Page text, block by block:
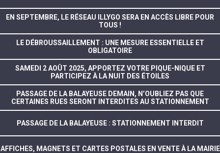
EN SEPTEMBRE, LE RÉSEAU ILLYGO SERA EN ACCÈS LIBRE POUR
TOUS !
LE DÉBROUSSAILLEMENT : UNE MESURE ESSENTIELLE ET
OBLIGATOIRE
SAMEDI 2 AOÛT 2025, APPORTEZ VOTRE PIQUE-NIQUE ET
PARTICIPEZ À LA NUIT DES ÉTOILES
PASSAGE DE LA BALAYEUSE DEMAIN, N’OUBLIEZ PAS QUE
CERTAINES RUES SERONT INTERDITES AU STATIONNEMENT
PASSAGE DE LA BALAYEUSE : STATIONNEMENT INTERDIT
AFFICHES, MAGNETS ET CARTES POSTALES EN VENTE À LA MAIRIE